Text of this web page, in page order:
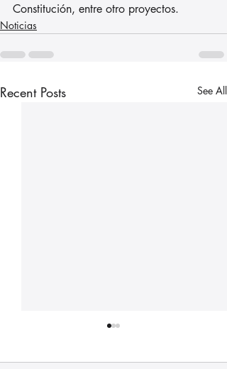
Constitución, entre otro proyectos.
Noticias
Recent Posts See All